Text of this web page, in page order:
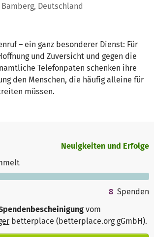
Deutschland
– ein ganz besonderer Dienst: Für
und Zuversicht und gegen die
Telefonpaten schenken ihre
den Menschen, die häufig alleine für
müssen.
Neuigkeiten und Erfolge
8 Spenden
vom
betterplace (betterplace.org gGmbH).